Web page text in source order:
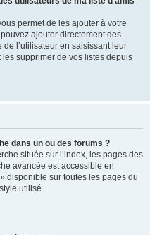
permet de les ajouter à votre
pouvez ajouter directement des
l’utilisateur en saisissant leur
les supprimer de vos listes depuis
dans un ou des forums ?
située sur l’index, les pages des
avancée est accessible en
disponible sur toutes les pages du
utilisé.